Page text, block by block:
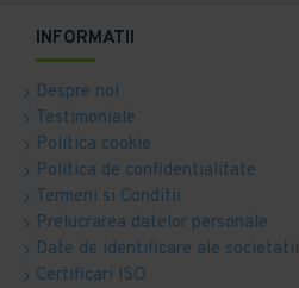
INFORMATII
Despre noi
Testimoniale
Politica cookie
Politica de confidentialitate
Termeni si Conditii
Prelucrarea datelor personale
Date de identificare ale societatii
Certificari ISO